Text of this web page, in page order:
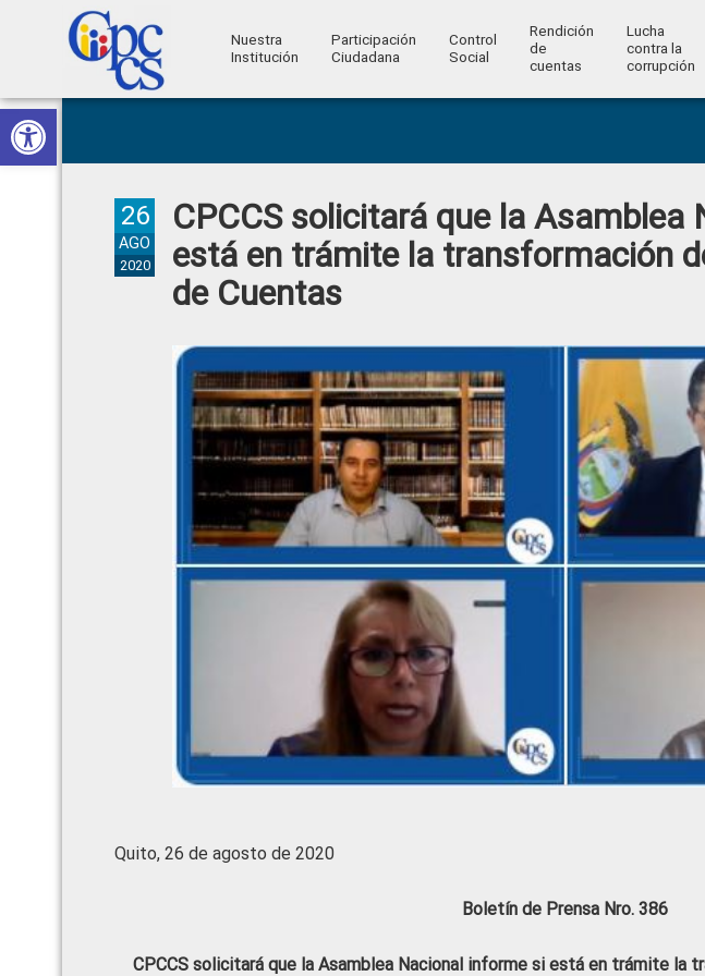
Abrir barra de herramientas
Skip
to
primary
Skip
to
main
Skip
to
primary
Skip
to
footer
Ciudadana
Control
Ciudadano
Nuestra
Institución
Participación
Ciudadana
Control
Social
Rendición
de
cuentas
Lucha
contra la
corrupción
CPCCS solicitará que la Asamblea
está en trámite la transformación
de Cuentas
26
AGO
2020
Quito, 26 de agosto de 2020
Boletín de Prensa Nro. 386
CPCCS solicitará que la Asamblea Nacional informe si está en trámite la